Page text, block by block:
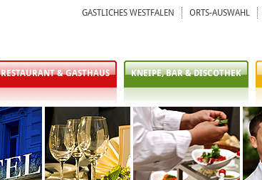
ORTS-AUSWAHL
GASTLICHES WESTFALEN
RESTAURANT & GASTHAUS KNEIPE, BAR & DISCOTHEK